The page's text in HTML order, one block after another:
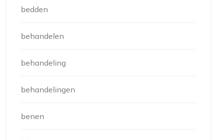
bedden
behandelen
behandeling
behandelingen
benen